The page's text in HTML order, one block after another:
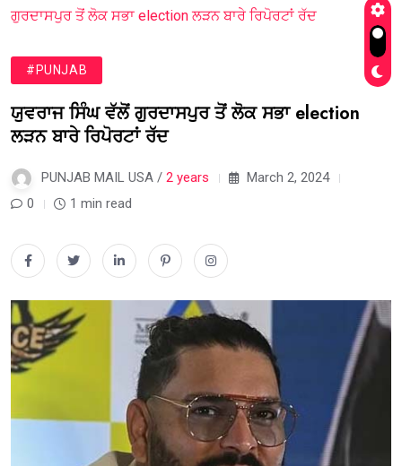
ਗੁਰਦਾਸਪੁਰ ਤੋਂ ਲੋਕ ਸਭਾ election ਲੜਨ ਬਾਰੇ ਰਿਪੋਰਟਾਂ ਰੱਦ
#PUNJAB
ਯੁਵਰਾਜ ਸਿੰਘ ਵੱਲੋਂ ਗੁਰਦਾਸਪੁਰ ਤੋਂ ਲੋਕ ਸਭਾ election
ਲੜਨ ਬਾਰੇ ਰਿਪੋਰਟਾਂ ਰੱਦ
PUNJAB MAIL USA / 2 years
March 2, 2024
0
1 min read